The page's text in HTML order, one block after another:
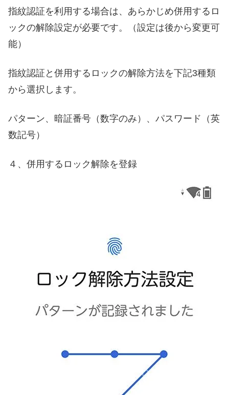
指紋認証を利用する場合は、あらかじめ併用するロ
ックの解除設定が必要です。（設定は後から変更可
能）
指紋認証と併用するロックの解除方法を下記3種類
から選択します。
パターン、暗証番号（数字のみ）、パスワード（英
数記号）
４、併用するロック解除を登録